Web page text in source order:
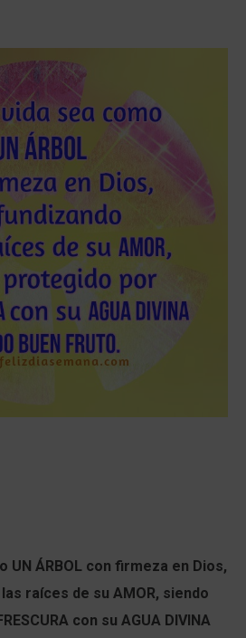
UN ÁRBOL con firmeza en Dios,
raíces de su AMOR, siendo
con su AGUA DIVINA